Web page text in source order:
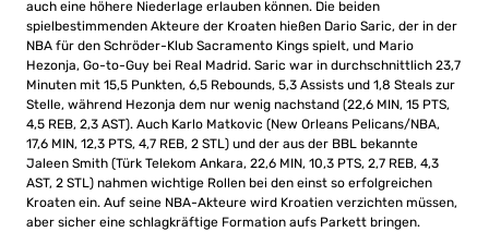
auch eine höhere Niederlage erlauben können. Die beiden
spielbestimmenden Akteure der Kroaten hießen Dario Saric, der in der
NBA für den Schröder-Klub Sacramento Kings spielt, und Mario
Hezonja, Go-to-Guy bei Real Madrid. Saric war in durchschnittlich 23,7
Minuten mit 15,5 Punkten, 6,5 Rebounds, 5,3 Assists und 1,8 Steals zur
Stelle, während Hezonja dem nur wenig nachstand (22,6 MIN, 15 PTS,
4,5 REB, 2,3 AST). Auch Karlo Matkovic (New Orleans Pelicans/NBA,
17,6 MIN, 12,3 PTS, 4,7 REB, 2 STL) und der aus der BBL bekannte
Jaleen Smith (Türk Telekom Ankara, 22,6 MIN, 10,3 PTS, 2,7 REB, 4,3
AST, 2 STL) nahmen wichtige Rollen bei den einst so erfolgreichen
Kroaten ein. Auf seine NBA-Akteure wird Kroatien verzichten müssen,
aber sicher eine schlagkräftige Formation aufs Parkett bringen.